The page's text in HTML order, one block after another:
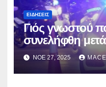
ΕΙΔΉΣΕΙΣ
Γιός γνωστού
συνελήφθη
ΝΟΈ 27, 2025